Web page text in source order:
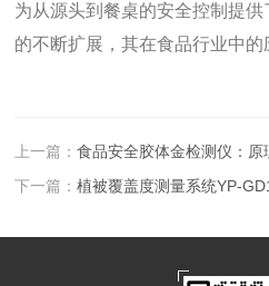
为从源头到餐桌的安全控制提
的不断扩展，其在食品行业中的
上一篇：食品安全胶体金检测仪：原
下一篇：植被覆盖度测量系统YP-